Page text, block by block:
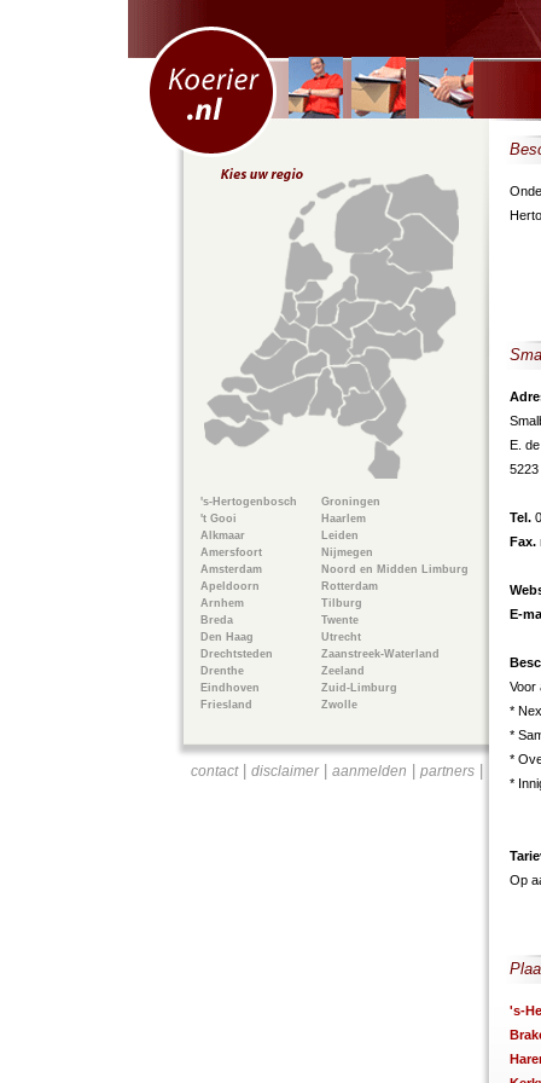
Groningen
Haarlem
Leiden
Nijmegen
Noord en Midden Limburg
Rotterdam
Tilburg
Twente
Utrecht
Zaanstreek-Waterland
Zeeland
Zuid-Limburg
Zwolle
's-Hertogenbosch
't Gooi
Alkmaar
Amersfoort
Amsterdam
Apeldoorn
Arnhem
Breda
Den Haag
Drechtsteden
Drenthe
Eindhoven
Friesland
contact| disclaimer| aanmelden partners|
E.
Tel.
Fax.
E-
Voor
*
*
*
*
Op
's-